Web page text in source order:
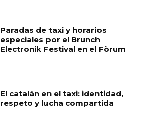
Paradas de taxi y horarios
especiales por el Brunch
Electronik Festival en el Fòrum
El catalán en el taxi: identidad,
respeto y lucha compartida